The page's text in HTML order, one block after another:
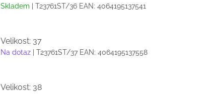
Skladem | T23761ST/36 EAN: 4064195137541
Velikost: 37
Na dotaz | T23761ST/37 EAN: 4064195137558
Velikost: 38